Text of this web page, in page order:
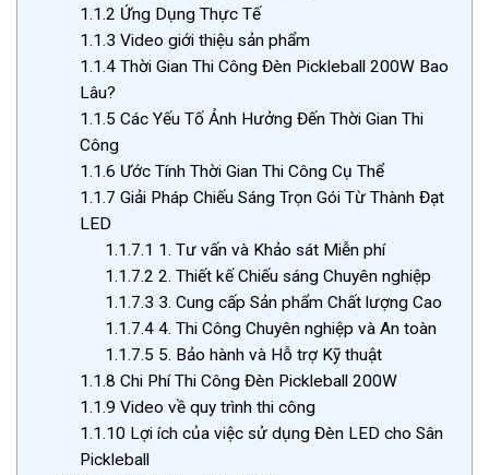
1.1.2 Ứng Dụng Thực Tế
1.1.3 Video giới thiệu sản phẩm
1.1.4Thời Gian Thi Công Đèn Pickleball 200W Bao
Lâu?
1.1.5 Các Yếu Tố Ảnh Hưởng Đến Thời Gian Thi
Công
1.1.6 Ước Tính Thời Gian Thi Công Cụ Thể
1.1.7 Giải Pháp Chiếu Sáng Trọn Gói Từ Thành Đạt
LED
1.1.7.1 1. Tư vấn và Khảo sát Miễn phí
1.1.7.2 2. Thiết kế Chiếu sáng Chuyên nghiệp
1.1.7.3 3. Cung cấp Sản phẩm Chất lượng Cao
1.1.7.44. Thi Công Chuyên nghiệp và An toàn
1.1.7.5 5. Bảo hành và Hỗ trợ Kỹ thuật
1.1.8 Chi Phí Thi Công Đèn Pickleball 200W
1.1.9Video về quy trình thi công
1.1.10Lợi ích của việc sử dụng Đèn LED cho Sân
Pickleball